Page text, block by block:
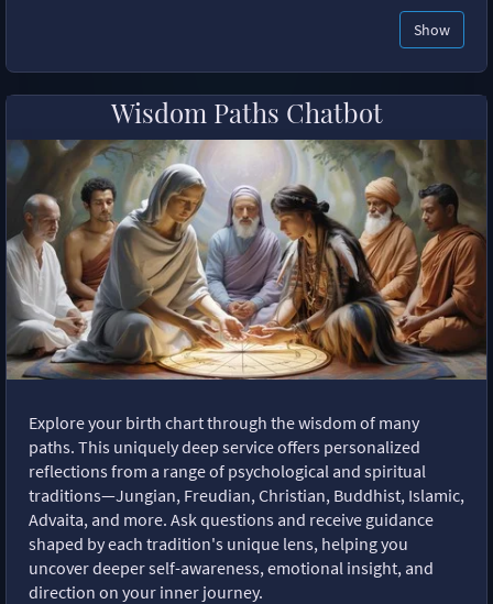
Show
Wisdom Paths Chatbot
Explore your birth chart through the wisdom of many
paths. This uniquely deep service offers personalized
reflections from a range of psychological and spiritual
traditions—Jungian, Freudian, Christian, Buddhist, Islamic,
Advaita, and more. Ask questions and receive guidance
shaped by each tradition's unique lens, helping you
uncover deeper self-awareness, emotional insight, and
direction on your inner journey.